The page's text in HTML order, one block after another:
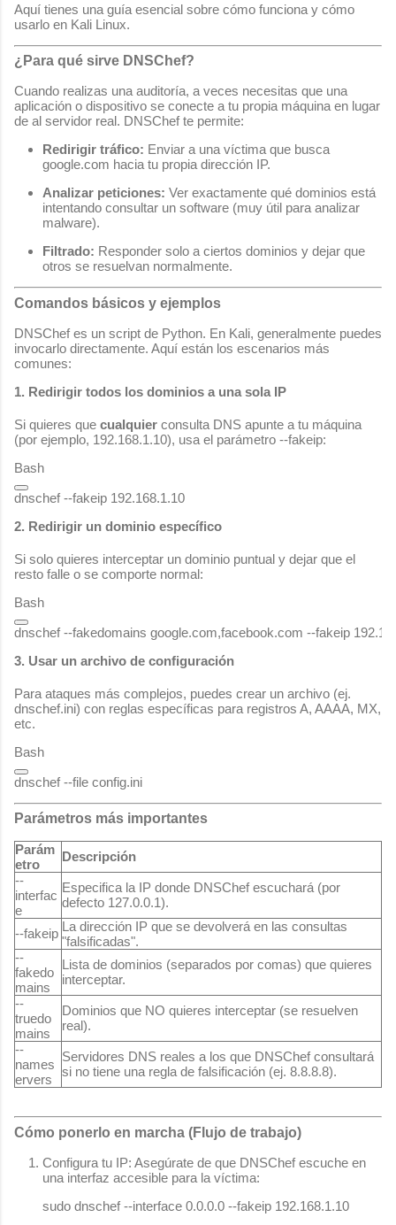
Aquí tienes una guía esencial sobre cómo funciona y cómo
usarlo en Kali Linux.
¿Para qué sirve DNSChef?
Cuando realizas una auditoría, a veces necesitas que una
aplicación o dispositivo se conecte a tu propia máquina en lugar
de al servidor real. DNSChef te permite:
Redirigir tráfico: Enviar a una víctima que busca
google.com hacia tu propia dirección IP.
Analizar peticiones: Ver exactamente qué dominios está
intentando consultar un software (muy útil para analizar
malware).
Filtrado: Responder solo a ciertos dominios y dejar que
otros se resuelvan normalmente.
Comandos básicos y ejemplos
DNSChef es un script de Python. En Kali, generalmente puedes
invocarlo directamente. Aquí están los escenarios más
comunes:
1. Redirigir todos los dominios a una sola IP
Si quieres que cualquier consulta DNS apunte a tu máquina
(por ejemplo, 192.168.1.10), usa el parámetro --fakeip:
Bash
2. Redirigir un dominio específico
Si solo quieres interceptar un dominio puntual y dejar que el
resto falle o se comporte normal:
Bash
3. Usar un archivo de configuración
Para ataques más complejos, puedes crear un archivo (ej.
dnschef.ini) con reglas específicas para registros A, AAAA, MX,
etc.
Bash
Parámetros más importantes
Parám
etro
Descripción
--
interfac
e
Especifica la IP donde DNSChef escuchará (por
defecto 127.0.0.1).
--fakeip La dirección IP que se devolverá en las consultas
"falsificadas".
--
fakedo
mains
Lista de dominios (separados por comas) que quieres
interceptar.
--
truedo
mains
Dominios que NO quieres interceptar (se resuelven
real).
--
names
ervers
Servidores DNS reales a los que DNSChef consultará
si no tiene una regla de falsificación (ej. 8.8.8.8).
Cómo ponerlo en marcha (Flujo de trabajo)
Configura tu IP: Asegúrate de que DNSChef escuche en
una interfaz accesible para la víctima:
sudo dnschef --interface 0.0.0.0 --fakeip 192.168.1.10